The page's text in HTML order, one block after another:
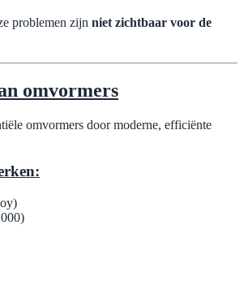
problemen zijn niet zichtbaar voor de
omvormers
omvormers door moderne, efficiënte